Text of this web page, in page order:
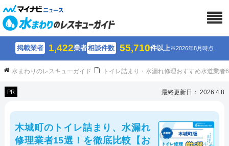
掲載業者 1,422業者相談件数 55,710件以上※2026年8月時点
水まわりのレスキューガイド トイレ詰まり・水漏れ修理おすすめ水道業
PR 最終更新日： 2026.4.8
木城町のトイレ詰まり、水漏れ
修理業者15選！を徹底比較【お